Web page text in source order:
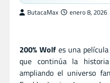
ButacaMax enero 8, 2026
200% Wolf es una
que continúa la
ampliando el universo